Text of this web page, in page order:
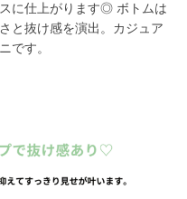
に仕上がります◎ ボトムは
と抜け感を演出。カジュア
です。